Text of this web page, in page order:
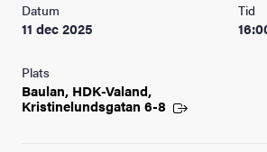
Datum
11 dec 2025
Tid
Plats
Baulan, HDK-Valand,
Kristinelundsgatan 6-8